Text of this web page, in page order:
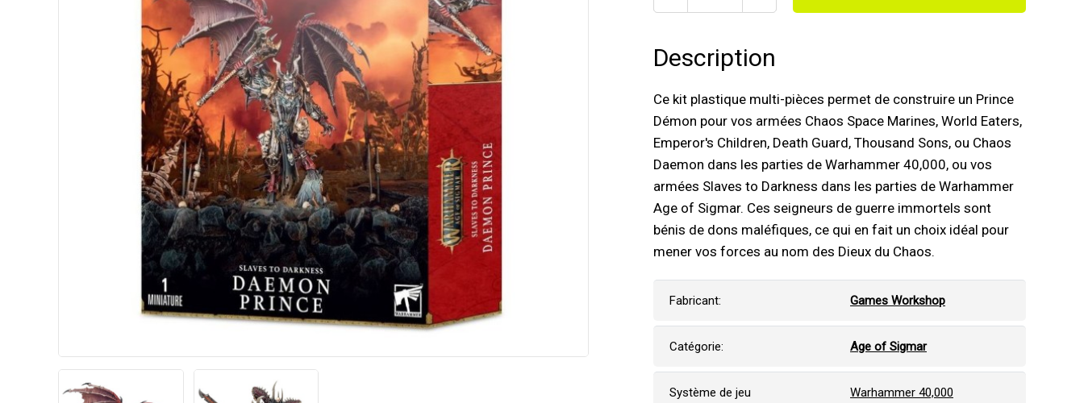
Description
Ce kit plastique multi-pièces permet de construire un Prince
Démon pour vos armées Chaos Space Marines, World Eaters,
Emperor's Children, Death Guard, Thousand Sons, ou Chaos
Daemon dans les parties de Warhammer 40,000, ou vos
armées Slaves to Darkness dans les parties de Warhammer
Age of Sigmar. Ces seigneurs de guerre immortels sont
bénis de dons maléfiques, ce qui en fait un choix idéal pour
mener vos forces au nom des Dieux du Chaos.
Fabricant: Games Workshop
Catégorie: Age of Sigmar
Système de jeu Warhammer 40,000